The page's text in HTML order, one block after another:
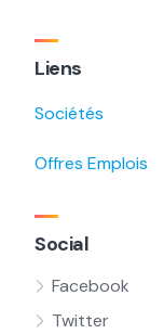
Liens
Sociétés
Offres Emplois
Social
Facebook
Twitter